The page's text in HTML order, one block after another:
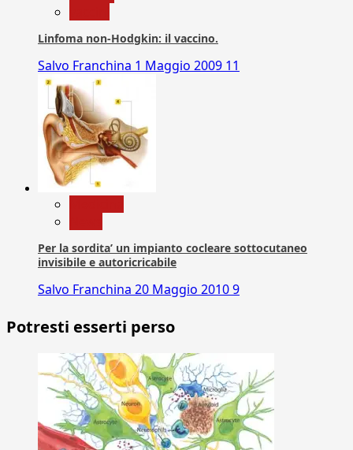
Linfoma non-Hodgkin: il vaccino.
Salvo Franchina 1 Maggio 2009 11
Per la sordita’ un impianto cocleare sottocutaneo
invisibile e autoricricabile
Salvo Franchina 20 Maggio 20109
Potresti esserti perso